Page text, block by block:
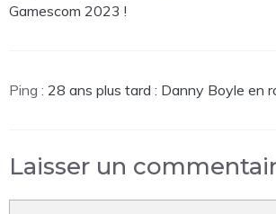
Gamescom 2023 !
Ping : 28 ans plus tard : Danny Boyle en
Laisser un